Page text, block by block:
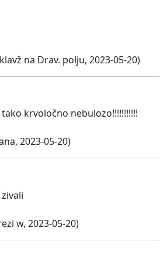
na Drav. polju, 2023-05-20)
krvoločno nebulozo!!!!!!!!!!!
2023-05-20)
w, 2023-05-20)